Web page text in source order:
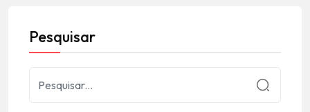
Pesquisar